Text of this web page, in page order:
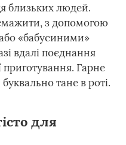
близьких людей.
з допомогою
або «бабусиними»
вдалі поєднання
приготування. Гарне
тане в роті.
для